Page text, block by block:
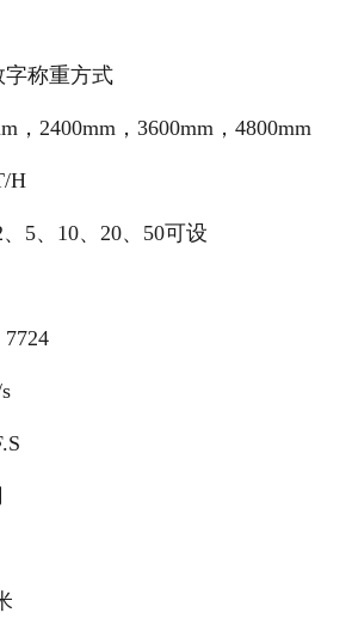
称重方式
， 2400mm，3600mm，4800mm
H
5、10、20、50可设
s